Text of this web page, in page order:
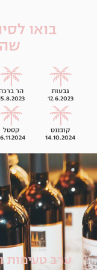
בואו
גבעות
12.6.2023
הר
קובננט
14.10.2024
קסטל
ערב טעימות